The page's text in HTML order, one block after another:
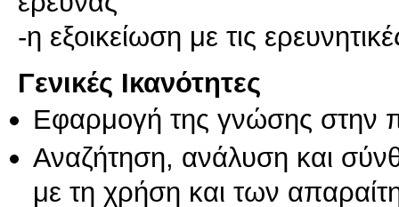
-η εξοικείωση με τις
Γενικές Ικανότητες
Εφαρμογή της γνώσης στην
Αναζήτηση, ανάλυση και
με τη χρήση και των